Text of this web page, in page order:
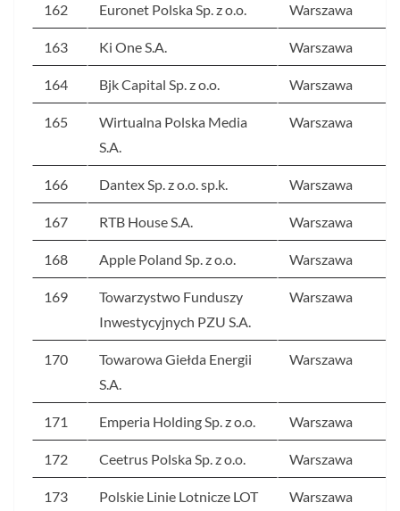
162 Euronet Polska Sp. z o.o. Warszawa
163 Ki One S.A. Warszawa
164 Bjk Capital Sp. z o.o. Warszawa
165
Wirtualna Polska Media
S.A.
Warszawa
166 Dantex Sp. z o.o. sp.k. Warszawa
167 RTB House S.A. Warszawa
168 Apple Poland Sp. z o.o. Warszawa
169
Towarzystwo Funduszy
Inwestycyjnych PZU S.A.
Warszawa
170
Towarowa Giełda Energii
S.A.
Warszawa
171 Emperia Holding Sp. z o.o. Warszawa
172 Ceetrus Polska Sp. z o.o. Warszawa
173
Polskie Linie Lotnicze LOT
Warszawa